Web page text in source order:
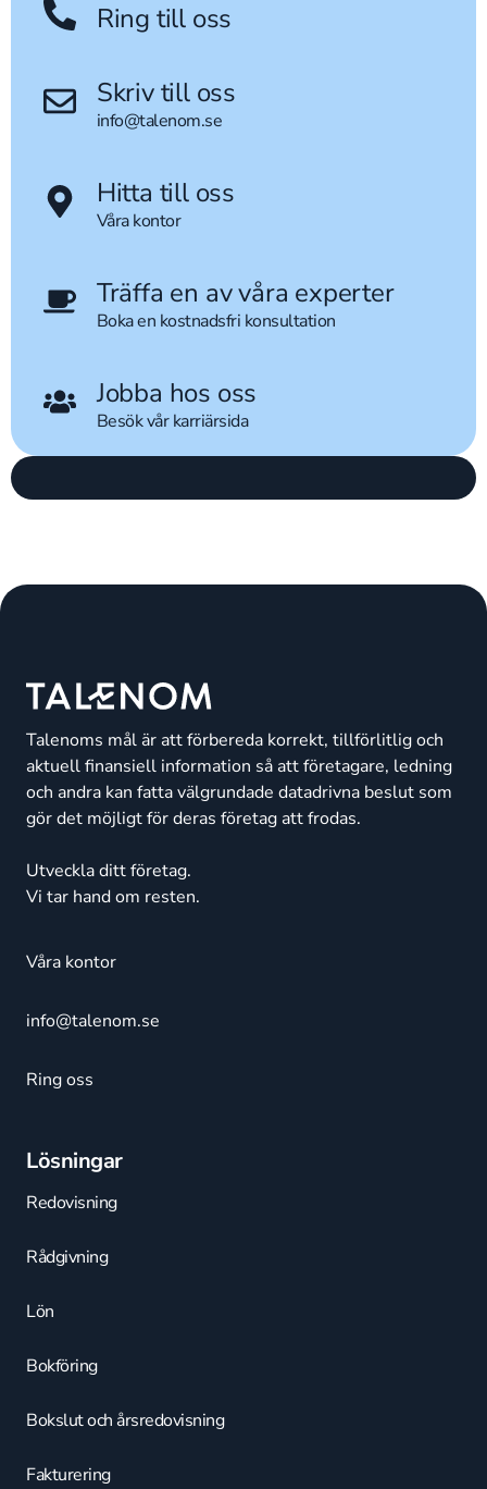
Ring till oss
Skriv till oss
info@talenom.se
Hitta till oss
Våra kontor
Träffa en av våra experter
Boka en kostnadsfri konsultation
Jobba hos oss
Besök vår karriärsida
Talenoms mål är att förbereda korrekt, tillförlitlig och
aktuell finansiell information så att företagare, ledning
och andra kan fatta välgrundade datadrivna beslut som
gör det möjligt för deras företag att frodas.
Utveckla ditt företag.
Vi tar hand om resten.
Våra kontor
info@talenom.se
Ring oss
Lösningar
Redovisning
Rådgivning
Lön
Bokföring
Bokslut och årsredovisning
Fakturering